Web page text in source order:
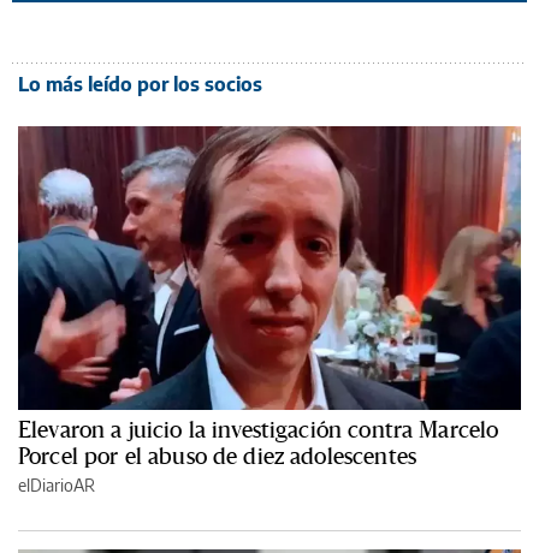
Lo más leído por los socios
Elevaron a juicio la investigación contra Marcelo
Porcel por el abuso de diez adolescentes
elDiarioAR